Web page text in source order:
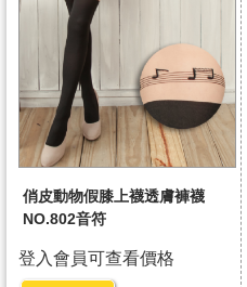
俏皮動物假膝上襪透膚褲襪
NO.802音符
登入會員可查看價格